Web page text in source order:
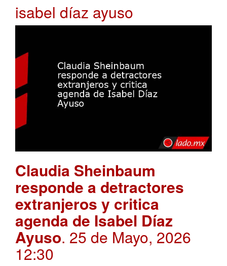
isabel díaz ayuso
Claudia Sheinbaum
responde a detractores
extranjeros y critica
agenda de Isabel Díaz
Ayuso. 25 de Mayo, 2026
12:30